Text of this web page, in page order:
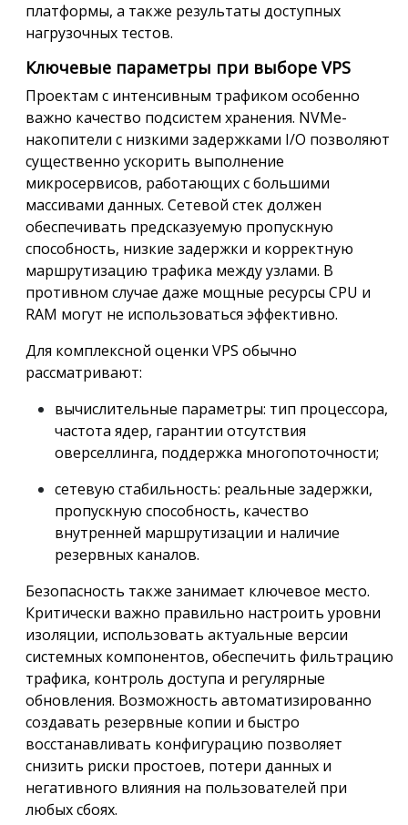
платформы, а также результаты доступных
нагрузочных тестов.
Ключевые параметры при выборе VPS
Проектам с интенсивным трафиком особенно
важно качество подсистем хранения. NVMe-
накопители с низкими задержками I/O позволяют
существенно ускорить выполнение
микросервисов, работающих с большими
массивами данных. Сетевой стек должен
обеспечивать предсказуемую пропускную
способность, низкие задержки и корректную
маршрутизацию трафика между узлами. В
противном случае даже мощные ресурсы CPU и
RAM могут не использоваться эффективно.
Для комплексной оценки VPS обычно
рассматривают:
вычислительные параметры: тип процессора,
частота ядер, гарантии отсутствия
оверселлинга, поддержка многопоточности;
сетевую стабильность: реальные задержки,
пропускную способность, качество
внутренней маршрутизации и наличие
резервных каналов.
Безопасность также занимает ключевое место.
Критически важно правильно настроить уровни
изоляции, использовать актуальные версии
системных компонентов, обеспечить фильтрацию
трафика, контроль доступа и регулярные
обновления. Возможность автоматизированно
создавать резервные копии и быстро
восстанавливать конфигурацию позволяет
снизить риски простоев, потери данных и
негативного влияния на пользователей при
любых сбоях.